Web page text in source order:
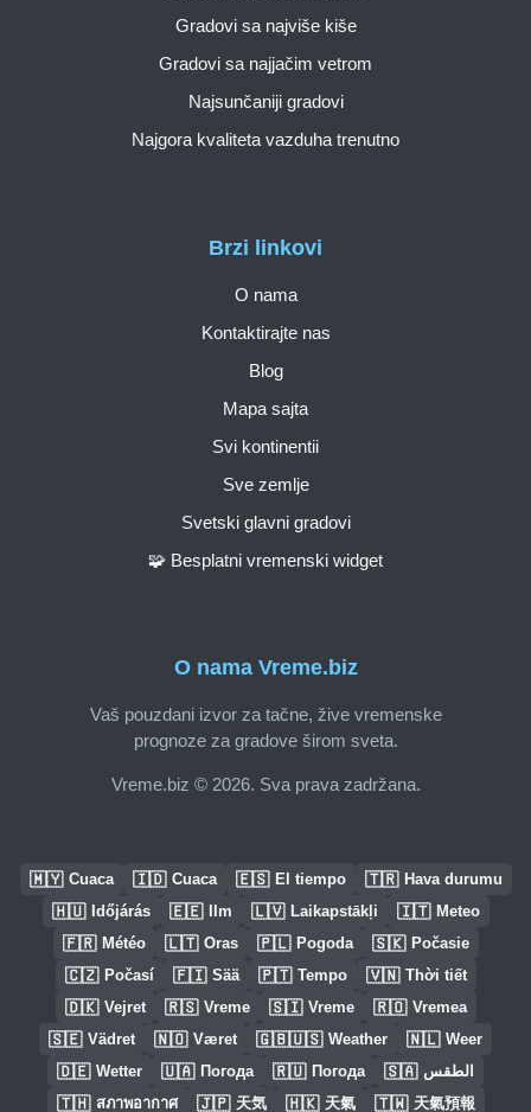
O nama Vreme.biz
Vaš pouzdani izvor za tačne, žive vremenske
prognoze za gradove širom sveta.
Vreme.biz © 2026. Sva prava zadržana.
Brzi linkovi
O nama
Kontaktirajte nas
Blog
Mapa sajta
Svi kontinentii
Sve zemlje
Svetski glavni gradovi
🧩 Besplatni vremenski widget
Gradovi sa najviše kiše
Gradovi sa najjačim vetrom
Najsunčaniji gradovi
Najgora kvaliteta vazduha trenutno
🇲🇾 Cuaca 🇮🇩 Cuaca 🇪🇸 El tiempo 🇹🇷 Hava durumu
🇭🇺 Időjárás 🇪🇪 Ilm 🇱🇻 Laikapstākļi 🇮🇹 Meteo
🇫🇷 Météo 🇱🇹 Oras 🇵🇱 Pogoda 🇸🇰 Počasie
🇨🇿 Počasí 🇫🇮 Sää 🇵🇹 Tempo 🇻🇳 Thời tiết
🇩🇰 Vejret 🇷🇸 Vreme 🇸🇮 Vreme 🇷🇴 Vremea
🇸🇪 Vädret 🇳🇴 Været 🇬🇧🇺🇸 Weather 🇳🇱 Weer
🇩🇪 Wetter 🇺🇦 Погода 🇷🇺 Погода 🇸🇦 الطقس
🇹🇭 สภาพอากาศ 🇯🇵 天気 🇭🇰 天氣 🇹🇼 天氣預報